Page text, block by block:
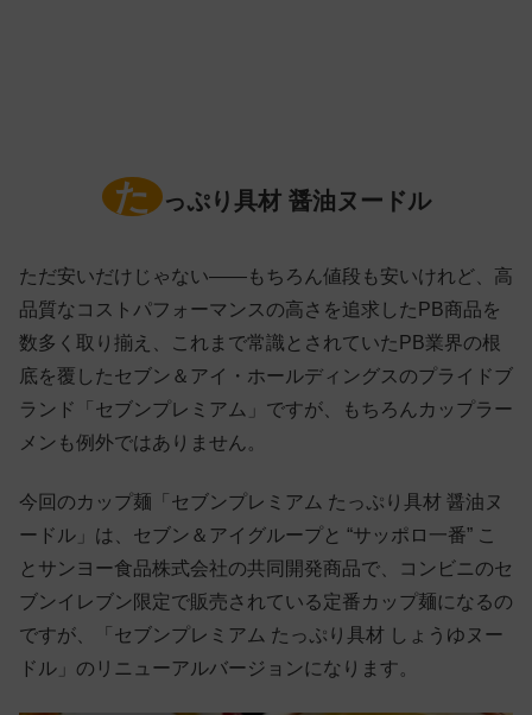
た っぷり具材 醤油ヌードル
ただ安いだけじゃない——もちろん値段も安いけれど、高
品質なコストパフォーマンスの高さを追求したPB商品を
数多く取り揃え、これまで常識とされていたPB業界の根
底を覆したセブン＆アイ・ホールディングスのプライドブ
ランド「セブンプレミアム」ですが、もちろんカップラー
メンも例外ではありません。
今回のカップ麺「セブンプレミアム たっぷり具材 醤油ヌ
ードル」は、セブン＆アイグループと “サッポロ一番” こ
とサンヨー食品株式会社の共同開発商品で、コンビニのセ
ブンイレブン限定で販売されている定番カップ麺になるの
ですが、「セブンプレミアム たっぷり具材 しょうゆヌー
ドル」のリニューアルバージョンになります。